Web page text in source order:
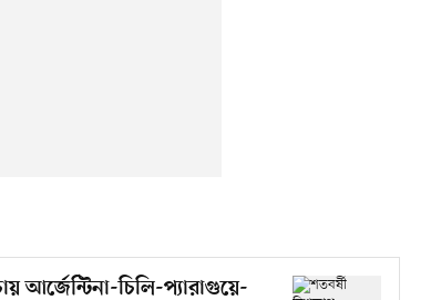
আর্জেন্টিনা-চিলি-প্যারাগুয়ে-